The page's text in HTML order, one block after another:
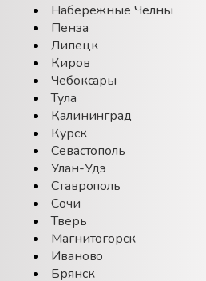
Набережные Челны
Пенза
Липецк
Киров
Чебоксары
Тула
Калининград
Курск
Севастополь
Улан-Удэ
Ставрополь
Сочи
Тверь
Магнитогорск
Иваново
Брянск